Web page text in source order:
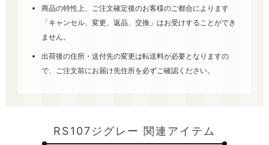
商品の特性上、ご注文確定後のお客様のご都合によります
「キャンセル、変更、返品、交換」はお受けすることができ
ません。
出荷後の住所・送付先の変更は転送料が必要となりますの
で、ご注文前にお届け先住所を必ずご確認ください。
RS107ジグレー 関連アイテム